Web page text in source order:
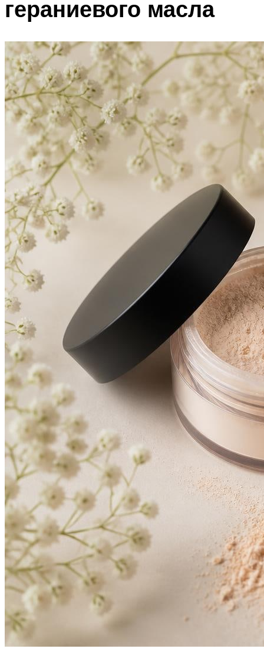
гераниевого масла